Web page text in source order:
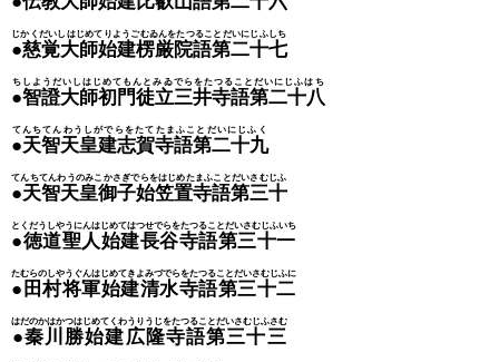
●慈覚大師始建楞厳院語第二十七
じかくだいしはじめてりようごむゐんをたつることだいにじふしち
●智證大師初門徒立三井寺語第二十八
ちしようだいしはじめてもんとみゐでらをたつることだいにじふはち
●天智天皇建志賀寺語第二十九
てんちてんわうしがでらをたてたまふことだいにじふく
●天智天皇御子始笠置寺語第三十
てんちてんわうのみこかさぎでらをはじめたまふことだいさむじふ
●徳道聖人始建長谷寺語第三十一
とくだうしやうにんはじめてはつせでらをたつることだいさむじふいち
●田村将軍始建清水寺語第三十二
たむらのしやうぐんはじめてきよみづでらをたつることだいさむじふに
●秦川勝始建広隆寺語第三十三
はだのかはかつはじめてくわうりうじをたつることだいさむじふさむ